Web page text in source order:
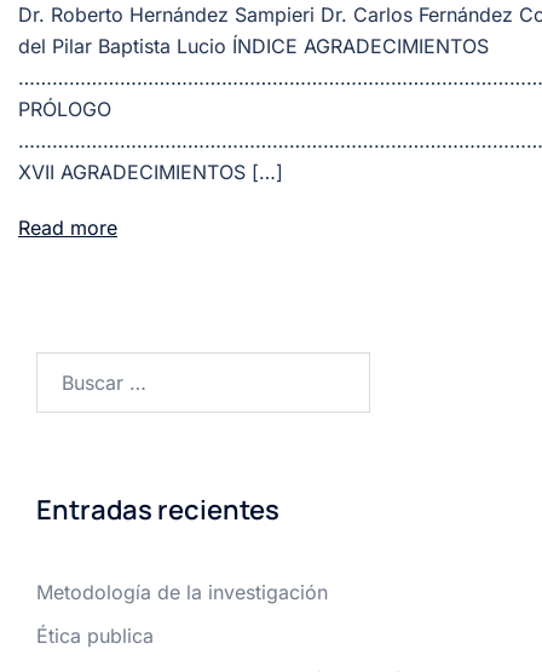
Dr. Roberto Hernández Sampieri Dr. Carlos Fernández
del Pilar Baptista Lucio ÍNDICE AGRADECIMIENTOS
PRÓLOGO
XVII AGRADECIMIENTOS […]
Read more
Entradas recientes
Metodología de la investigación
Ética publica